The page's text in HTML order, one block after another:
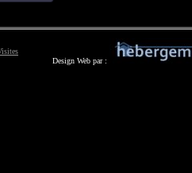
Design Web par :